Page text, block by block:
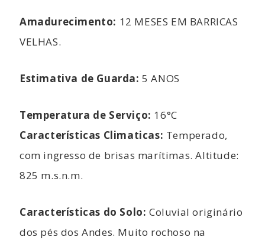
Amadurecimento: 12 MESES EM BARRICAS
VELHAS.
Estimativa de Guarda: 5 ANOS
Temperatura de Serviço: 16°C
Características Climaticas: Temperado,
com ingresso de brisas marítimas. Altitude:
825 m.s.n.m.
Características do Solo: Coluvial originário
dos pés dos Andes. Muito rochoso na